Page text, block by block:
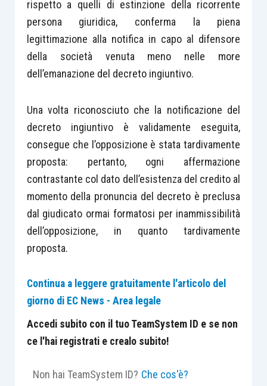
rispetto a quelli di estinzione della ricorrente
persona giuridica, conferma la piena
legittimazione alla notifica in capo al difensore
della società venuta meno nelle more
dell’emanazione del decreto ingiuntivo.
Una volta riconosciuto che la notificazione del
decreto ingiuntivo è validamente eseguita,
consegue che l’opposizione è stata tardivamente
proposta: pertanto, ogni affermazione
contrastante col dato dell’esistenza del credito al
momento della pronuncia del decreto è preclusa
dal giudicato ormai formatosi per inammissibilità
dell’opposizione, in quanto tardivamente
proposta.
Continua a leggere gratuitamente l'articolo del
giorno di EC News - Area legale
Accedi subito con il tuo TeamSystem ID e se non
ce l'hai registrati e crealo subito!
Non hai TeamSystem ID? Che cos'è?